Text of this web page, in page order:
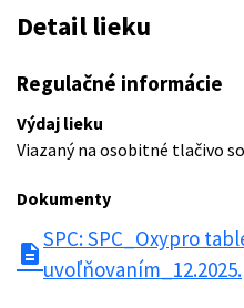
Detail lieku
Regulačné informácie
Výdaj lieku
Viazaný na osobitné tlačivo
Dokumenty
description
SPC: SPC_Oxypro